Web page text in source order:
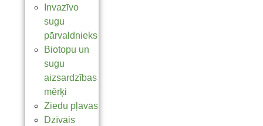
Invazīvo
sugu
pārvaldnieks
Biotopu un
sugu
aizsardzības
mērķi
Ziedu pļavas
Dzīvais